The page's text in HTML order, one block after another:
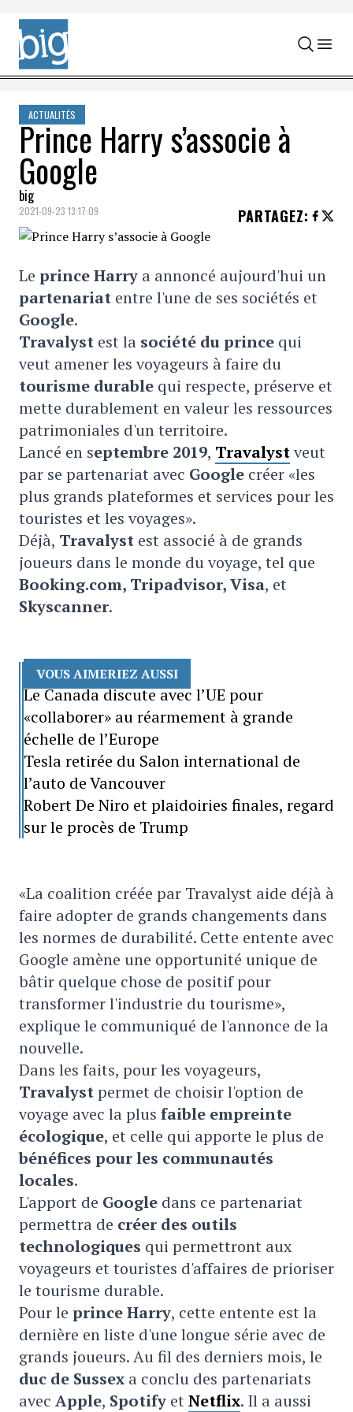
Skip to content
ACTUALITÉS
Prince Harry s’associe à
Google
big
2021-09-23 13:17:09 PARTAGEZ:
Le prince Harry a annoncé aujourd'hui un
partenariat entre l'une de ses sociétés et
Google.
Travalyst est la société du prince qui
veut amener les voyageurs à faire du
tourisme durable qui respecte, préserve et
mette durablement en valeur les ressources
patrimoniales d'un territoire.
Lancé en septembre 2019, Travalystveut
par se partenariat avec Google créer «les
plus grands plateformes et services pour les
touristes et les voyages».
Déjà, Travalyst est associé à de grands
joueurs dans le monde du voyage, tel que
Booking.com, Tripadvisor, Visa, et
Skyscanner.
VOUS AIMERIEZ AUSSI
Le Canada discute avec l’UE pour
«collaborer» au réarmement à grande
échelle de l’Europe
Tesla retirée du Salon international de
l’auto de Vancouver
Robert De Niro et plaidoiries finales, regard
sur le procès de Trump
«La coalition créée par Travalyst aide déjà à
faire adopter de grands changements dans
les normes de durabilité. Cette entente avec
Google amène une opportunité unique de
bâtir quelque chose de positif pour
transformer l'industrie du tourisme»,
explique le communiqué de l'annonce de la
nouvelle.
Dans les faits, pour les voyageurs,
Travalystpermet de choisir l'option de
voyage avec la plus faible empreinte
écologique, et celle qui apporte le plus de
bénéfices pour les communautés
locales.
L'apport de Google dans ce partenariat
permettra de créer des outils
technologiques qui permettront aux
voyageurs et touristes d'affaires de prioriser
le tourisme durable.
Pour le prince Harry, cette entente est la
dernière en liste d'une longue série avec de
grands joueurs. Au fil des derniers mois, le
duc de Sussex a conclu des partenariats
avec Apple, Spotify et Netflix. Il a aussi